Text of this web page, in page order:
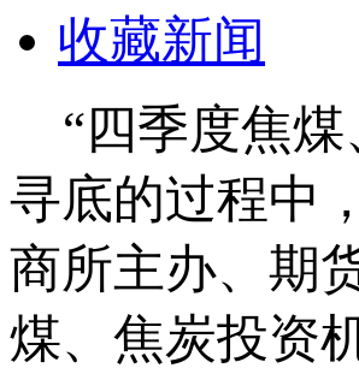
收藏新闻
“四季度焦煤
寻底的过程中
商所主办、期
煤、焦炭投资